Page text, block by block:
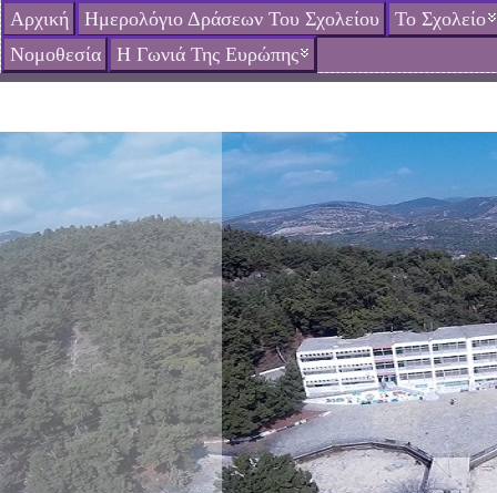
Αρχική Ημερολόγιο Δράσεων Του Σχολείου
Το Σχολείο
Νομοθεσία
Η Γωνιά Της Ευρώπης